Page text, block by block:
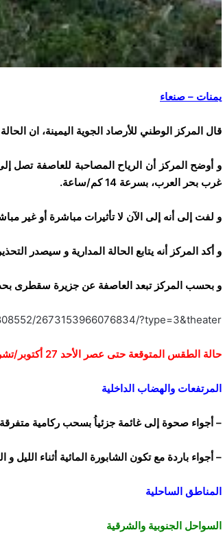
يمنات – صنعاء
قال المركز الوطني للأرصاد الجوية اليمينة، ان
غرب بحر العرب، بسرعة 14 كم/ساعة.
و لفت إلى أنه إلى الآن لا تأثيرات مباشرة أو غير
و أكد المركز أنه يتابع الحالة المدارية و سيصدر
و بحسب المركز تبعد العاصفة عن جزيرة سقطرى بحدود
2673153966076834/?type=3&theater
حالة الطقس المتوقعة حتى عصر الأحد 27 أكتوبر/تشرين أول 2019
المرتفعات والهضاب الداخلية
– أجواء صحوة إلى غائمة جزئياُ بسحب ركامية متفرقة
– أجواء باردة مع تكون الشابورة المائية أثناء الليل و
المناطق الساحلية
السواحل الجنوبية والشرقية